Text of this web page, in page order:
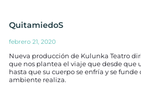
QuitamiedoS
febrero 21, 2020
Nueva producción de Kulunka Teatro
que nos plantea el viaje que desde que
hasta que su cuerpo se enfría y se
ambiente realiza.